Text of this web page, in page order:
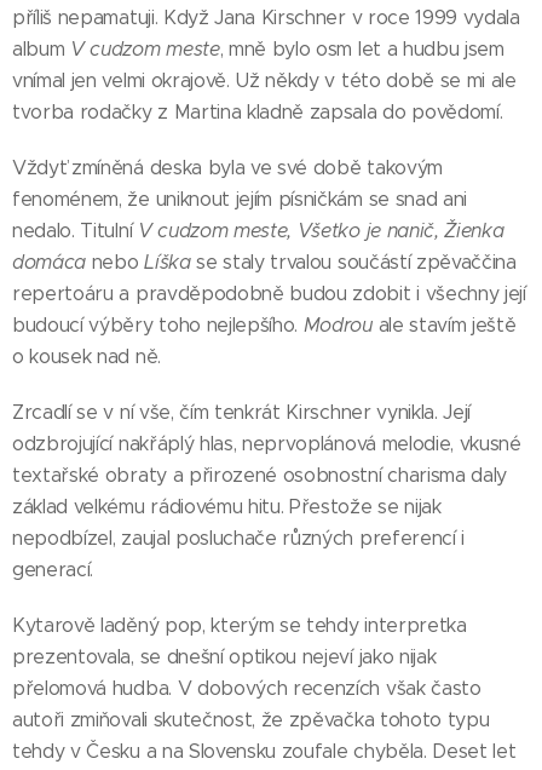
příliš nepamatuji. Když Jana Kirschner v roce 1999 vydala
album V cudzom meste, mně bylo osm let a hudbu jsem
vnímal jen velmi okrajově. Už někdy v této době se mi ale
tvorba rodačky z Martina kladně zapsala do povědomí.
Vždyť zmíněná deska byla ve své době takovým
fenoménem, že uniknout jejím písničkám se snad ani
nedalo. Titulní V cudzom meste, Všetko je nanič, Žienka
domáca neboLíškase staly trvalou součástí zpěvaččina
repertoáru a pravděpodobně budou zdobit i všechny její
budoucí výběry toho nejlepšího. Modrouale stavím ještě
o kousek nad ně.
Zrcadlí se v ní vše, čím tenkrát Kirschner vynikla. Její
odzbrojující nakřáplý hlas, neprvoplánová melodie, vkusné
textařské obraty a přirozené osobnostní charisma daly
základ velkému rádiovému hitu. Přestože se nijak
nepodbízel, zaujal posluchače různých preferencí i
generací.
Kytarově laděný pop, kterým se tehdy interpretka
prezentovala, se dnešní optikou nejeví jako nijak
přelomová hudba. V dobových recenzích však často
autoři zmiňovali skutečnost, že zpěvačka tohoto typu
tehdy v Česku a na Slovensku zoufale chyběla. Deset let